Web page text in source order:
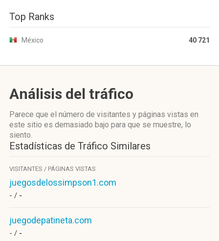
Top Ranks
México 40 721
Análisis del tráfico
Parece que el número de visitantes y páginas vistas en
este sitio es demasiado bajo para que se muestre, lo
siento.
Estadísticas de Tráfico Similares
VISITANTES / PÁGINAS VISTAS
juegosdelossimpson1.com
- / -
juegodepatineta.com
- / -